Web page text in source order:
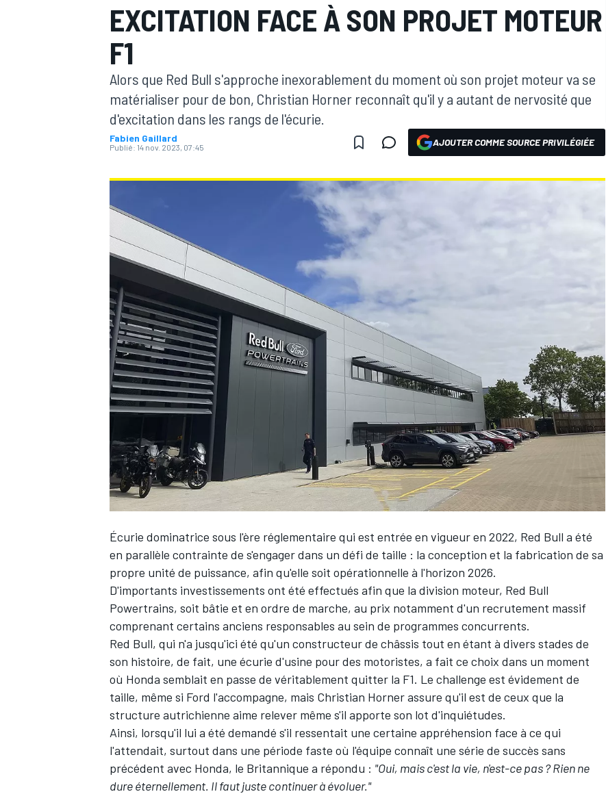
MOTOGP
WRC
WEC
EXCITATION FACE À SON PROJET MOTEUR
F1
Alors que Red Bull s'approche inexorablement du moment où son projet moteur va se
matérialiser pour de bon, Christian Horner reconnaît qu'il y a autant de nervosité que
d'excitation dans les rangs de l'écurie.
Fabien Gaillard
Publié: 14 nov. 2023, 07:45 AJOUTER COMME SOURCE PRIVILÉGIÉE
Écurie dominatrice sous l'ère réglementaire qui est entrée en vigueur en 2022, Red Bull a été
en parallèle contrainte de s'engager dans un défi de taille : la conception et la fabrication de sa
propre unité de puissance, afin qu'elle soit opérationnelle à l'horizon 2026.
D'importants investissements ont été effectués afin que la division moteur, Red Bull
Powertrains, soit bâtie et en ordre de marche, au prix notamment d'un recrutement massif
comprenant certains anciens responsables au sein de programmes concurrents.
Red Bull, qui n'a jusqu'ici été qu'un constructeur de châssis tout en étant à divers stades de
son histoire, de fait, une écurie d'usine pour des motoristes, a fait ce choix dans un moment
où Honda semblait en passe de véritablement quitter la F1. Le challenge est évidement de
taille, même si Ford l'accompagne, mais Christian Horner assure qu'il est de ceux que la
structure autrichienne aime relever même s'il apporte son lot d'inquiétudes.
Ainsi, lorsqu'il lui a été demandé s'il ressentait une certaine appréhension face à ce qui
l'attendait, surtout dans une période faste où l'équipe connaît une série de succès sans
précédent avec Honda, le Britannique a répondu : "Oui, mais c'est la vie, n'est-ce pas ? Rien ne
dure éternellement. Il faut juste continuer à évoluer."